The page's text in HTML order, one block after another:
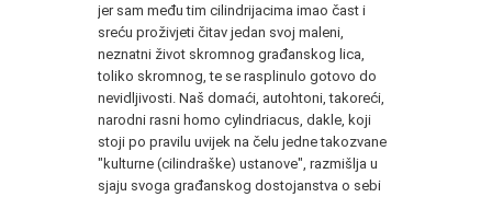
jer sam među tim cilindrijacima imao čast i
sreću proživjeti čitav jedan svoj maleni,
neznatni život skromnog građanskog lica,
toliko skromnog, te se rasplinulo gotovo do
nevidljivosti. Naš domaći, autohtoni, takoreći,
narodni rasni homo cylindriacus, dakle, koji
stoji po pravilu uvijek na čelu jedne takozvane
"kulturne (cilindraške) ustanove", razmišlja u
sjaju svoga građanskog dostojanstva o sebi